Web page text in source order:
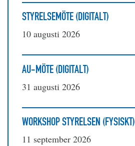
STYRELSEMÖTE (DIGITALT)
10 augusti 2026
AU-MÖTE (DIGITALT)
31 augusti 2026
WORKSHOP STYRELSEN (FYSISKT)
11 september 2026